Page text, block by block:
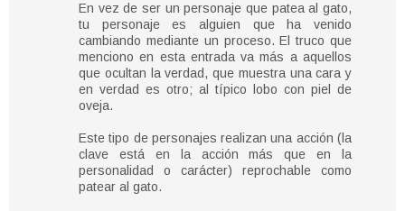
En vez de ser un personaje que patea al gato,
tu personaje es alguien que ha venido
cambiando mediante un proceso. El truco que
menciono en esta entrada va más a aquellos
que ocultan la verdad, que muestra una cara y
en verdad es otro; al típico lobo con piel de
oveja.
Este tipo de personajes realizan una acción (la
clave está en la acción más que en la
personalidad o carácter) reprochable como
patear al gato.